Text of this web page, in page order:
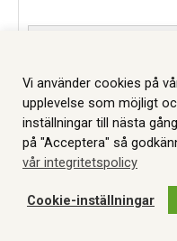
INFORMATION
LÅNA PENGAR
Vi använder cookies på
upplevelse som möjligt
inställningar till nästa
på "Acceptera" så
vår integritetspolicy
Cookie-inställningar